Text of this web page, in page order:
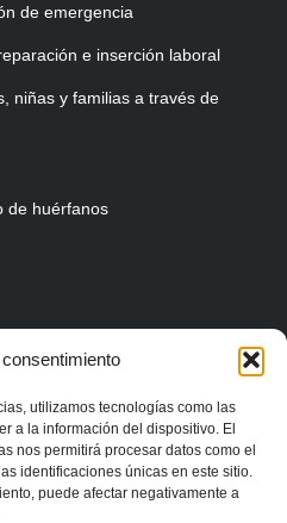
utilizamos tecnologías como las
a la información del dispositivo. El
nos permitirá procesar datos como el
identificaciones únicas en este sitio.
puede afectar negativamente a
de emergencia
e inserción laboral
niñas y familias a través de
de huérfanos